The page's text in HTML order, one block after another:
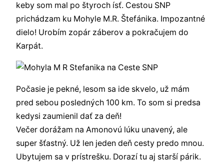
keby som mal po štyroch ísť. Cestou SNP
prichádzam ku Mohyle M.R. Štefánika. Impozantné
dielo! Urobím zopár záberov a pokračujem do
Karpát.
Počasie je pekné, lesom sa ide skvelo, už mám
pred sebou posledných 100 km. To som si predsa
kedysi zaumienil dať za deň!
Večer dorážam na Amonovú lúku unavený, ale
super šťastný. Už len jeden deň cesty predo mnou.
Ubytujem sa v prístrešku. Dorazí tu aj starší párik.